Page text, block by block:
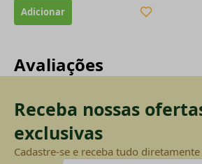
Avaliações
Receba nossas
exclusivas
Cadastre-se e receba tudo